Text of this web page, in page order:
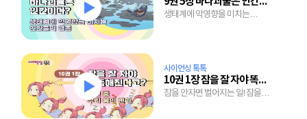
생태계에 악영향을 미치는
사이언싱 톡톡
10권 1장 잠을 잘 자야 똑똑해진다고?
잠을 안자면 벌어지는 일! 잠을